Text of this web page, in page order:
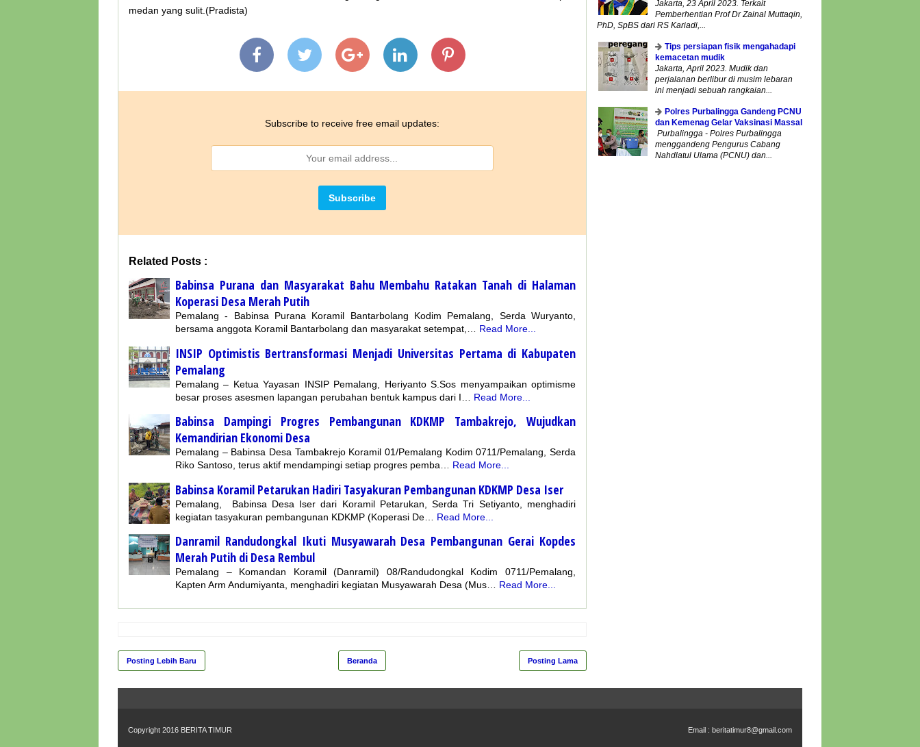
medan yang sulit.(Pradista)
Subscribe to receive free email updates:
Related Posts :
Babinsa Purana dan Masyarakat Bahu Membahu Ratakan Tanah di Halaman
Koperasi Desa Merah Putih
Pemalang - Babinsa Purana Koramil Bantarbolang Kodim Pemalang, Serda Wuryanto,
bersama anggota Koramil Bantarbolang dan masyarakat setempat,…
Read More...
INSIP Optimistis Bertransformasi Menjadi Universitas Pertama di Kabupaten
Pemalang
Pemalang – Ketua Yayasan INSIP Pemalang, Heriyanto S.Sos menyampaikan optimisme
besar proses asesmen lapangan perubahan bentuk kampus dari I…
Read More...
Babinsa Dampingi Progres Pembangunan KDKMP Tambakrejo, Wujudkan
Kemandirian Ekonomi Desa
Pemalang – Babinsa Desa Tambakrejo Koramil 01/Pemalang Kodim 0711/Pemalang, Serda
Riko Santoso, terus aktif mendampingi setiap progres pemba…
Read More...
Babinsa Koramil Petarukan Hadiri Tasyakuran Pembangunan KDKMP Desa Iser
Pemalang, Babinsa Desa Iser dari Koramil Petarukan, Serda Tri Setiyanto, menghadiri
kegiatan tasyakuran pembangunan KDKMP (Koperasi De…
Read More...
Danramil Randudongkal Ikuti Musyawarah Desa Pembangunan Gerai Kopdes
Merah Putih di Desa Rembul
Pemalang – Komandan Koramil (Danramil) 08/Randudongkal Kodim 0711/Pemalang,
Kapten Arm Andumiyanta, menghadiri kegiatan Musyawarah Desa (Mus…
Read More...
Posting Lebih Baru Posting Lama
Beranda
Jakarta, 23 April 2023. Terkait
Pemberhentian Prof Dr Zainal Muttaqin,
PhD, SpBS dari RS Kariadi,...
Tips persiapan fisik mengahadapi
kemacetan mudik
Jakarta, April 2023. Mudik dan
perjalanan berlibur di musim lebaran
ini menjadi sebuah rangkaian...
Polres Purbalingga Gandeng PCNU
dan Kemenag Gelar Vaksinasi Massal
Purbalingga - Polres Purbalingga
menggandeng Pengurus Cabang
Nahdlatul Ulama (PCNU) dan...
Copyright 2016 BERITA TIMUR Email : beritatimur8@gmail.com